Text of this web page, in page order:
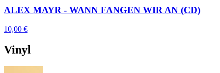
ALEX MAYR - WANN FANGEN WIR AN (CD)
10,00 €
Vinyl